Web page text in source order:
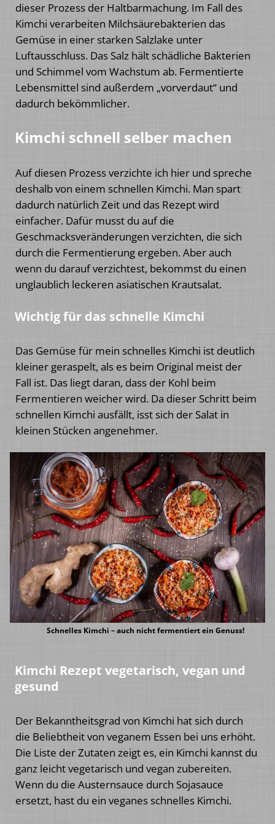
dieser Prozess der Haltbarmachung. Im Fall des
Kimchi verarbeiten Milchsäurebakterien das
Gemüse in einer starken Salzlake unter
Luftausschluss. Das Salz hält schädliche Bakterien
und Schimmel vom Wachstum ab. Fermentierte
Lebensmittel sind außerdem „vorverdaut“ und
dadurch bekömmlicher.
Kimchi schnell selber machen
Auf diesen Prozess verzichte ich hier und spreche
deshalb von einem schnellen Kimchi. Man spart
dadurch natürlich Zeit und das Rezept wird
einfacher. Dafür musst du auf die
Geschmacksveränderungen verzichten, die sich
durch die Fermentierung ergeben. Aber auch
wenn du darauf verzichtest, bekommst du einen
unglaublich leckeren asiatischen Krautsalat.
Wichtig für das schnelle Kimchi
Das Gemüse für mein schnelles Kimchi ist deutlich
kleiner geraspelt, als es beim Original meist der
Fall ist. Das liegt daran, dass der Kohl beim
Fermentieren weicher wird. Da dieser Schritt beim
schnellen Kimchi ausfällt, isst sich der Salat in
kleinen Stücken angenehmer.
Schnelles Kimchi – auch nicht fermentiert ein Genuss!
Kimchi Rezept vegetarisch, vegan und
gesund
Der Bekanntheitsgrad von Kimchi hat sich durch
die Beliebtheit von veganem Essen bei uns erhöht.
Die Liste der Zutaten zeigt es, ein Kimchi kannst du
ganz leicht vegetarisch und vegan zubereiten.
Wenn du die Austernsauce durch Sojasauce
ersetzt, hast du ein veganes schnelles Kimchi.